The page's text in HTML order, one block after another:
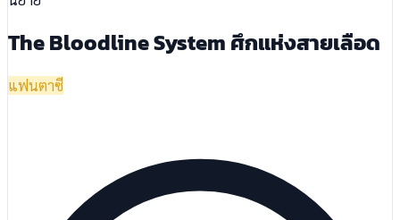
The Bloodline System ศึกแห่งสายเลือด
แฟนตาซี